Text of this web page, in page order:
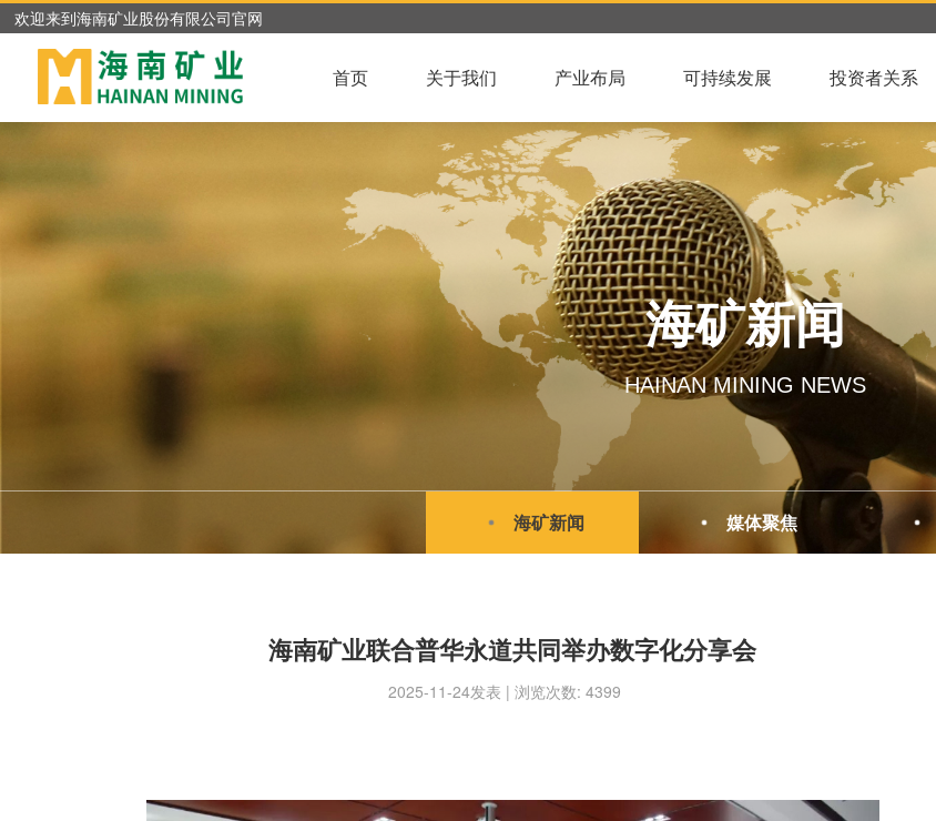
欢迎来到海南矿业股份有限公司官网
首页 关于我们 产业布局 可持续发展 投资者关系
海矿新闻
HAINAN MINING NEWS
海矿新闻 媒体聚焦
海南矿业联合普华永道共同举办数字化分享会
2025-11-24发表 | 浏览次数: 4399